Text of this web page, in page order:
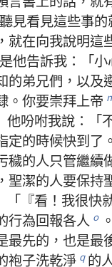
聽見看見這些事的
， 就在向我說明這
他告訴我 ：「小
的弟兄們 ， 以及
。 你要崇拜上帝 n
他吩咐我說 ：「
定的時候快到了 。
穢的人只管繼續
， 聖潔的人要保持
「『看 ！ 我很快
行為回報各人 o 。
最先的 ， 也是最
袍子洗乾淨 q 的